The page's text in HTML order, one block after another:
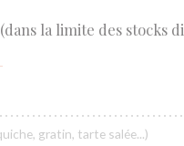
la limite des stocks
gratin, tarte salée...)